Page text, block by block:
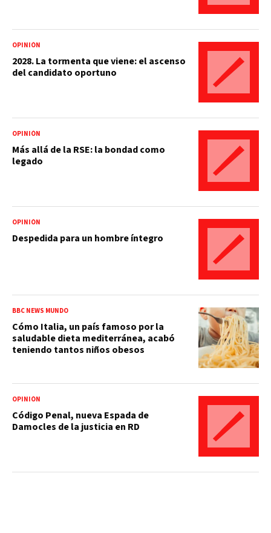
OPINIÓN
2028. La tormenta que viene: el ascenso
del candidato oportuno
OPINIÓN
Más allá de la RSE: la bondad como
legado
OPINIÓN
Despedida para un hombre íntegro
BBC NEWS MUNDO
Cómo Italia, un país famoso por la
saludable dieta mediterránea, acabó
teniendo tantos niños obesos
OPINIÓN
Código Penal, nueva Espada de
Damocles de la justicia en RD